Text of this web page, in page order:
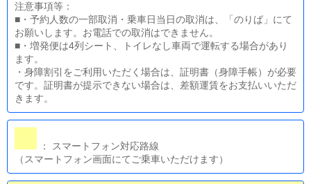
注意事項等：
■・予約人数の一部取消・乗車日当日の取消は、「のりば」にて
お願いします。お電話での取消はできません。
■・増発便は4列シート、トイレなし車両で運転する場合があり
ます。
・身障割引をご利用いただく場合は、証明書（身障手帳）が必要
です。証明書が提示できない場合は、差額運賃をお支払いいただ
きます。
： スマートフォン対応路線
（スマートフォン画面にてご乗車いただけます）